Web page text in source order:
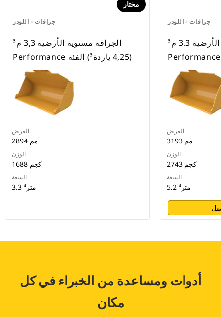
جرافات - اللودر
مختار
‏‫الجرافة مستوية الأرضية 3,3 م³
(4,25 ياردة³) الفئة Performance
العرض
2894 مم
الوزن
1688 كجم
السعة
3.3 متر³
جرافات - اللودر
‏‫الجرافة مستوية الأرضية 3,3 م³
العرض
3193 مم
الوزن
2743 كجم
السعة
5.2 متر³
أدوات ومساعدة من الخبراء في كل
مكان